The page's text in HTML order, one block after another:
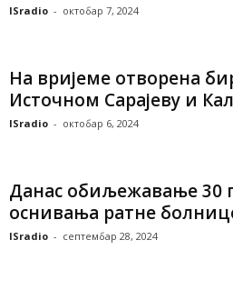
ISradio - октобар 7, 2024
На вријеме отворена
Источном Сарајеву и
ISradio - октобар 6, 2024
Данас обиљежавање 30
оснивања ратне
ISradio - септембар 28, 2024